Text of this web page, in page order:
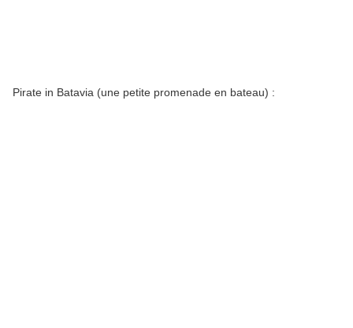
Pirate in Batavia (une petite promenade en bateau) :